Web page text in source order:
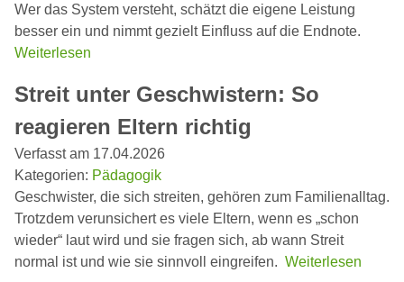
Wer das System versteht, schätzt die eigene Leistung
besser ein und nimmt gezielt Einfluss auf die Endnote.
Weiterlesen
Streit unter Geschwistern: So
reagieren Eltern richtig
Verfasst am 17.04.2026
Kategorien: Pädagogik
Geschwister, die sich streiten, gehören zum Familienalltag.
Trotzdem verunsichert es viele Eltern, wenn es „schon
wieder“ laut wird und sie fragen sich, ab wann Streit
normal ist und wie sie sinnvoll eingreifen. Weiterlesen